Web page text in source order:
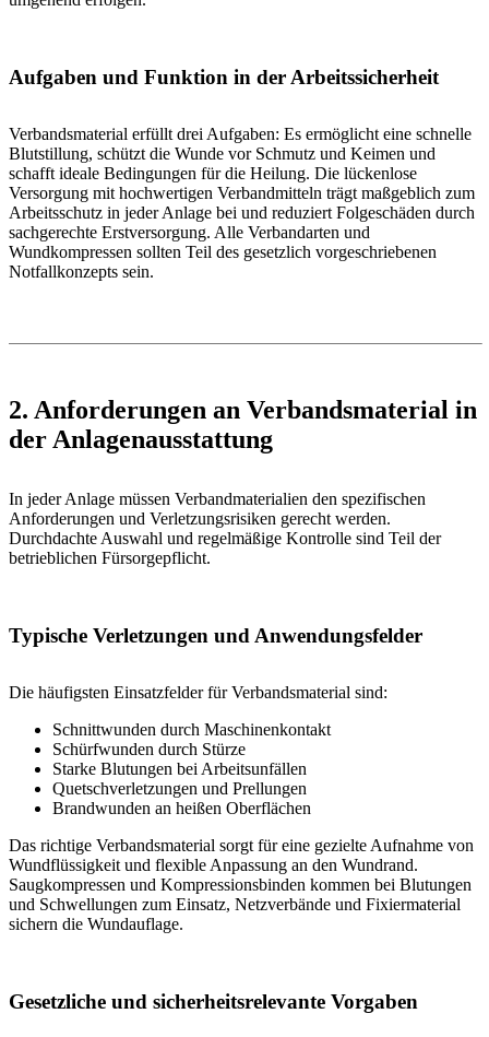
Aufgaben und Funktion in der Arbeitssicherheit
Verbandsmaterial erfüllt drei Aufgaben: Es ermöglicht eine schnelle
Blutstillung, schützt die Wunde vor Schmutz und Keimen und
schafft ideale Bedingungen für die Heilung. Die lückenlose
Versorgung mit hochwertigen Verbandmitteln trägt maßgeblich zum
Arbeitsschutz in jeder Anlage bei und reduziert Folgeschäden durch
sachgerechte Erstversorgung. Alle Verbandarten und
Wundkompressen sollten Teil des gesetzlich vorgeschriebenen
Notfallkonzepts sein.
2. Anforderungen an Verbandsmaterial in
der Anlagenausstattung
In jeder Anlage müssen Verbandmaterialien den spezifischen
Anforderungen und Verletzungsrisiken gerecht werden.
Durchdachte Auswahl und regelmäßige Kontrolle sind Teil der
betrieblichen Fürsorgepflicht.
Typische Verletzungen und Anwendungsfelder
Die häufigsten Einsatzfelder für Verbandsmaterial sind:
Schnittwunden durch Maschinenkontakt
Schürfwunden durch Stürze
Starke Blutungen bei Arbeitsunfällen
Quetschverletzungen und Prellungen
Brandwunden an heißen Oberflächen
Das richtige Verbandsmaterial sorgt für eine gezielte Aufnahme von
Wundflüssigkeit und flexible Anpassung an den Wundrand.
Saugkompressen und Kompressionsbinden kommen bei Blutungen
und Schwellungen zum Einsatz, Netzverbände und Fixiermaterial
sichern die Wundauflage.
Gesetzliche und sicherheitsrelevante Vorgaben